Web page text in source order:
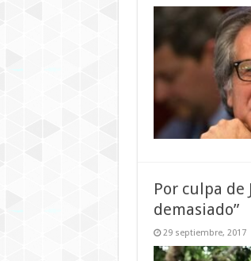
Por culpa de
demasiado”
29 septiembre, 2017